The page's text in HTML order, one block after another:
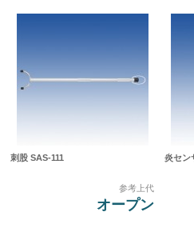
刺股 SAS-111
参考上代
オープン
炎セン